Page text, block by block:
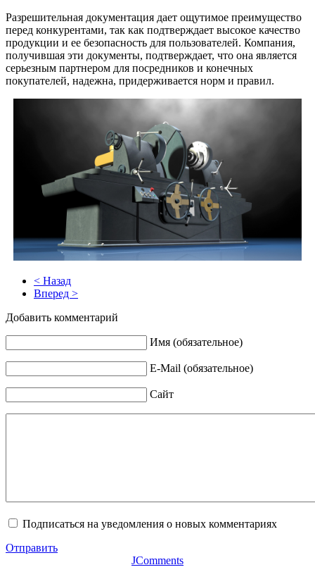
Разрешительная документация дает ощутимое преимущество
перед конкурентами, так как подтверждает высокое качество
продукции и ее безопасность для пользователей. Компания,
получившая эти документы, подтверждает, что она является
серьезным партнером для посредников и конечных
покупателей, надежна, придерживается норм и правил.
< Назад
Вперед >
Добавить комментарий
Имя (обязательное)
E-Mail (обязательное)
Сайт
Подписаться на уведомления о новых комментариях
Отправить
JComments